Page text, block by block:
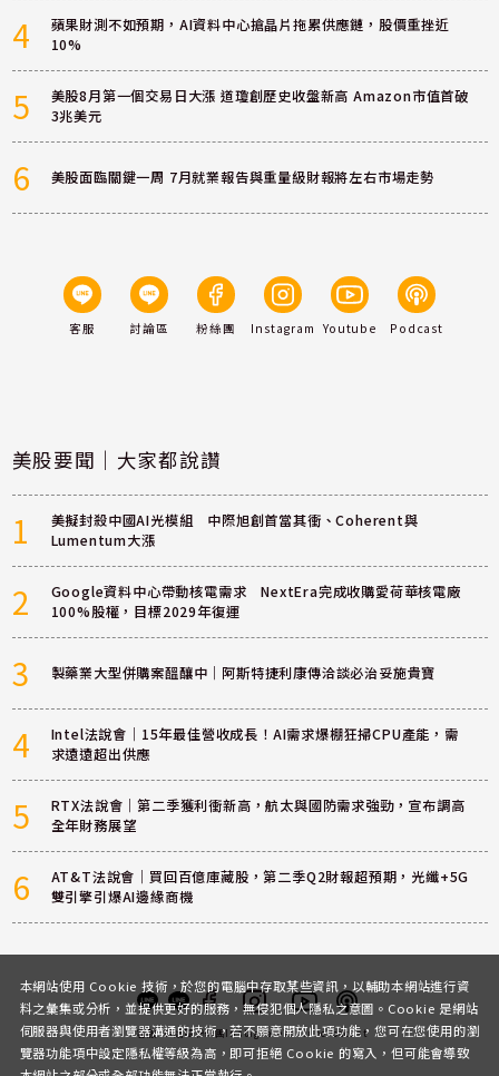
4
蘋果財測不如預期，AI資料中心搶晶片拖累供應鏈，股價重挫近
10%
5
美股8月第一個交易日大漲 道瓊創歷史收盤新高 Amazon市值首破
3兆美元
6 美股面臨關鍵一周 7月就業報告與重量級財報將左右市場走勢
客服 討論區 粉絲團 Instagram Youtube Podcast
美股要聞｜大家都說讚
1
美擬封殺中國AI光模組 中際旭創首當其衝、Coherent與
Lumentum大漲
2
Google資料中心帶動核電需求 NextEra完成收購愛荷華核電廠
100%股權，目標2029年復運
3 製藥業大型併購案醞釀中｜阿斯特捷利康傳洽談必治妥施貴寶
4
Intel法說會｜15年最佳營收成長！AI需求爆棚狂掃CPU產能，需
求遠遠超出供應
5
RTX法說會｜第二季獲利衝新高，航太與國防需求強勁，宣布調高
全年財務展望
6
AT&T法說會｜買回百億庫藏股，第二季Q2財報超預期，光纖+5G
雙引擎引爆AI邊緣商機
客服 討論區粉絲團InstagramYoutubePodcast
本網站使用 Cookie 技術，於您的電腦中存取某些資訊，以輔助本網站進行資
料之彙集或分析，並提供更好的服務，無侵犯個人隱私之意圖。Cookie 是網站
伺服器與使用者瀏覽器溝通的技術，若不願意開放此項功能，您可在您使用的瀏
覽器功能項中設定隱私權等級為高，即可拒絕 Cookie 的寫入，但可能會導致